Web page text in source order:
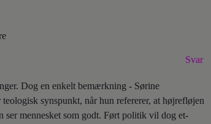
Dog en enkelt bemærkning - Sørine
synspunkt, når hun refererer, at højrefløjen
ser mennesket som godt. Ført politik vil dog et-
Svar